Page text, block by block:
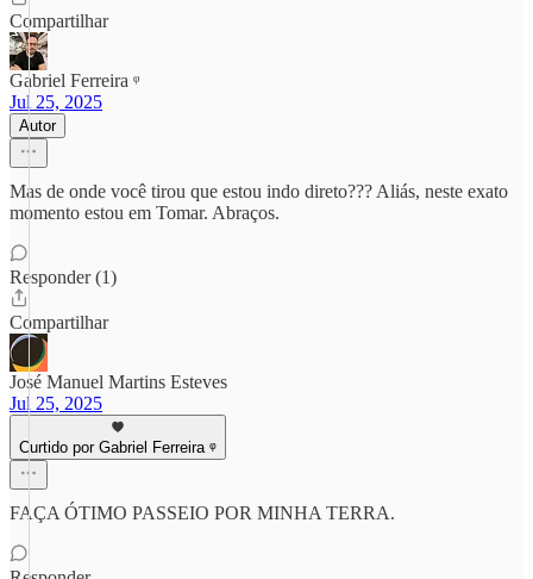
Compartilhar
Gabriel Ferreira ᵠ
Jul 25, 2025
Autor
Mas de onde você tirou que estou indo direto??? Aliás, neste exato
momento estou em Tomar. Abraços.
Responder (1)
Compartilhar
José Manuel Martins Esteves
Jul 25, 2025
Curtido por Gabriel Ferreira ᵠ
FAÇA ÓTIMO PASSEIO POR MINHA TERRA.